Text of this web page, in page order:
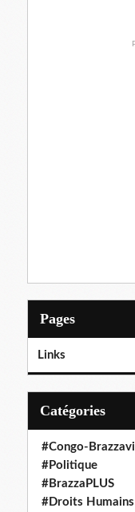
Pages
Links
Catégories
#Congo-
#Politique
#BrazzaPLUS
#Droits Humains